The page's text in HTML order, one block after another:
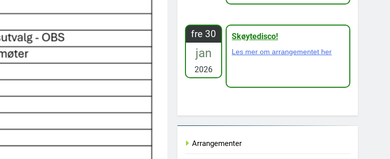
fre 30
jan
2026
Skøytedisco!
Les mer om arrangementet her
Arrangementer